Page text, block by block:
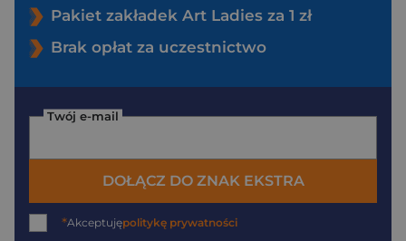
Pakiet zakładek Art Ladies za 1 zł
Brak opłat za uczestnictwo
Twój e-mail
DOŁĄCZ DO ZNAK EKSTRA
*Akceptujępolitykę prywatności